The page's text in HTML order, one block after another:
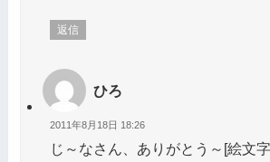
返信
ひろ
2011年8月18日 18:26
じ～なさん、ありがとう～[絵文